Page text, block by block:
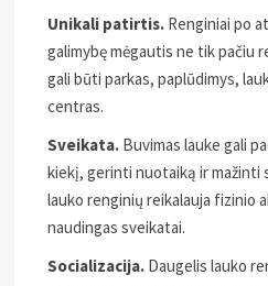
Unikali patirtis. Renginiai po
galimybę mėgautis ne tik pačiu
gali būti parkas, paplūdimys,
centras.
Sveikata. Buvimas lauke gali
kiekį, gerinti nuotaiką ir mažinti
lauko renginių reikalauja fizinio
naudingas sveikatai.
Socializacija. Daugelis lauko